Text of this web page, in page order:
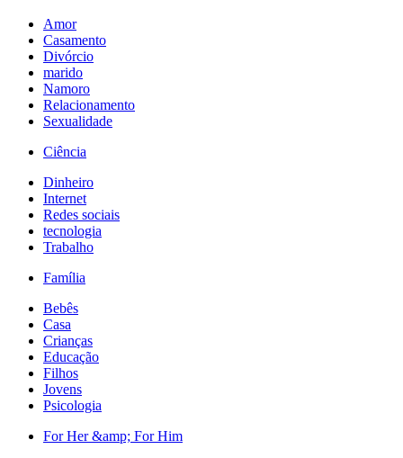
Amor
Casamento
Divórcio
marido
Namoro
Relacionamento
Sexualidade
Ciência
Dinheiro
Internet
Redes sociais
tecnologia
Trabalho
Família
Bebês
Casa
Crianças
Educação
Filhos
Jovens
Psicologia
For Her &amp; For Him